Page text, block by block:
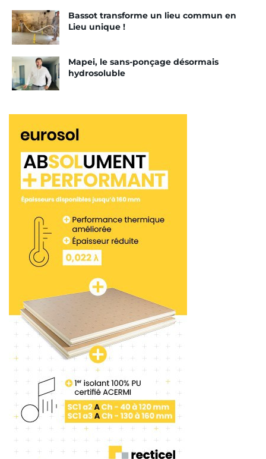
Bassot transforme un lieu commun en
Lieu unique !
Mapei, le sans-ponçage désormais
hydrosoluble